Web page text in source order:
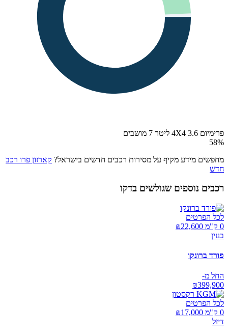
פרימיום 4X4 3.6 ליטר 7 מושבים
58%
מחפשים מידע מקיף על מסירות רכבים חדשים בישראל? קארזון פרו רכב
חדש
רכבים נוספים שגולשים בדקו
לכל הפרטים
0 ק"מ ₪
22,600
בנזין
פורד ברונקו
החל מ-
₪399,900
לכל הפרטים
0 ק"מ ₪
17,000
דיזל